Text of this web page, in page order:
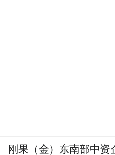
刚果（金）东南部中资